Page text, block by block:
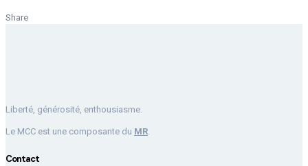
Share
Liberté, générosité, enthousiasme.
Le MCC est une composante du MR
Contact